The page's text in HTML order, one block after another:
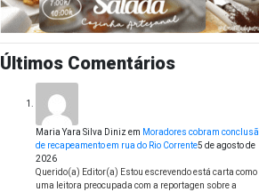
Últimos Comentários
Maria Yara Silva Diniz em Moradores cobram
de recapeamento em rua do Rio Corrente5 de agosto de
2026
Querido(a) Editor(a) Estou escrevendo está carta como
uma leitora preocupada com a reportagen sobre a